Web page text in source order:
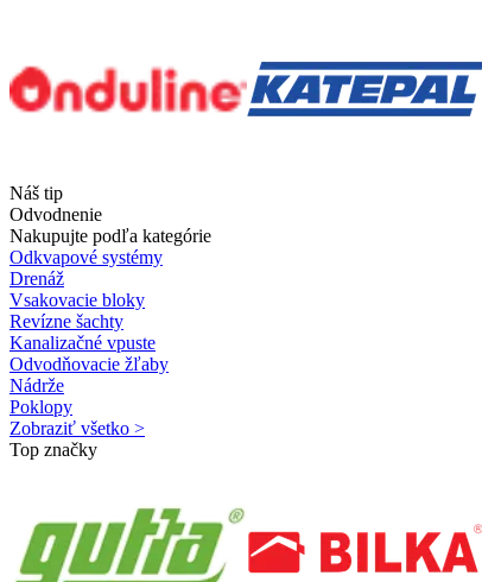
Náš tip
Odvodnenie
Nakupujte podľa kategórie
Odkvapové systémy
Drenáž
Vsakovacie bloky
Revízne šachty
Kanalizačné vpuste
Odvodňovacie žľaby
Nádrže
Poklopy
Zobraziť všetko >
Top značky